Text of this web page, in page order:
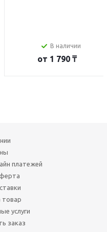
В наличии
от 1 790 ₸
платежей
товар
услуги
заказ